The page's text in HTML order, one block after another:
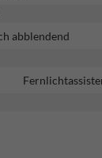
abblendend